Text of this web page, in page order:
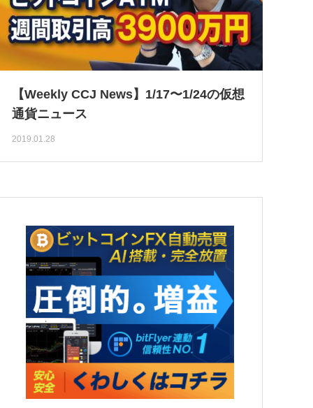
【Weekly CCJ News】1/17〜1/24の仮想
通貨ニュース
2019.01.28